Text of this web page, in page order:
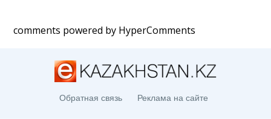
comments powered by HyperComments
Обратная связь Реклама на сайте